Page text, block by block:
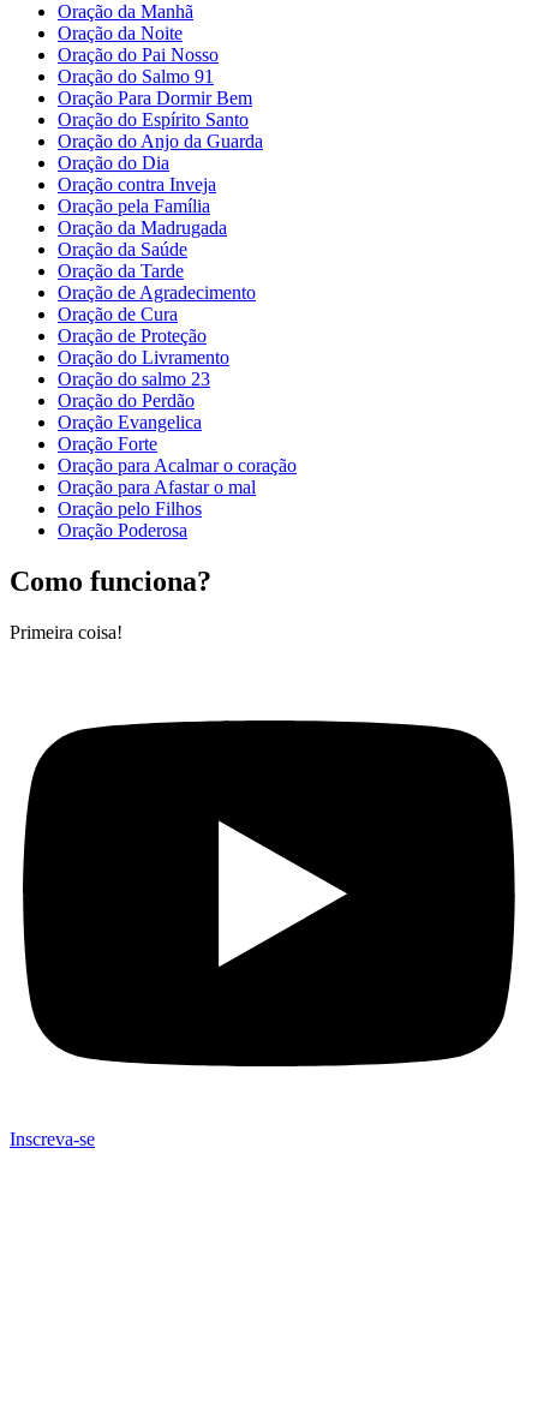
Oração da Manhã
Oração da Noite
Oração do Pai Nosso
Oração do Salmo 91
Oração Para Dormir Bem
Oração do Espírito Santo
Oração do Anjo da Guarda
Oração do Dia
Oração contra Inveja
Oração pela Família
Oração da Madrugada
Oração da Saúde
Oração da Tarde
Oração de Agradecimento
Oração de Cura
Oração de Proteção
Oração do Livramento
Oração do salmo 23
Oração do Perdão
Oração Evangelica
Oração Forte
Oração para Acalmar o coração
Oração para Afastar o mal
Oração pelo Filhos
Oração Poderosa
Como funciona?
Primeira coisa!
Inscreva-se